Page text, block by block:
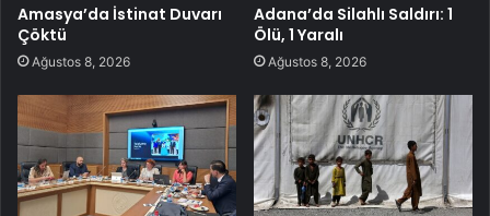
Amasya’da İstinat Duvarı
Çöktü
Ağustos 8, 2026
Adana’da Silahlı Saldırı: 1
Ölü, 1 Yaralı
Ağustos 8, 2026